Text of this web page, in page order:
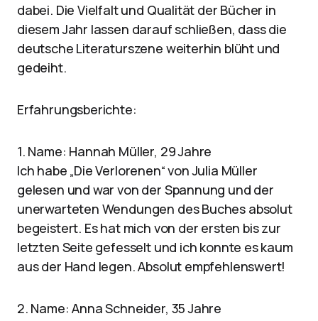
dabei. Die Vielfalt und Qualität der Bücher in
diesem Jahr lassen darauf schließen, dass die
deutsche Literaturszene weiterhin blüht und
gedeiht.
Erfahrungsberichte:
1. Name: Hannah Müller, 29 Jahre
Ich habe „Die Verlorenen“ von Julia Müller
gelesen und war von der Spannung und der
unerwarteten Wendungen des Buches absolut
begeistert. Es hat mich von der ersten bis zur
letzten Seite gefesselt und ich konnte es kaum
aus der Hand legen. Absolut empfehlenswert!
2. Name: Anna Schneider, 35 Jahre